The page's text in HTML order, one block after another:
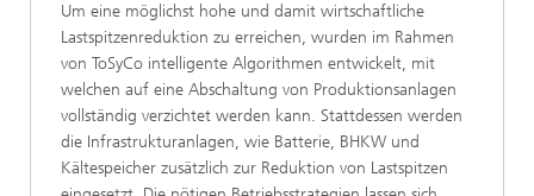
Um eine möglichst hohe und damit wirtschaftliche
Lastspitzenreduktion zu erreichen, wurden im Rahmen
von ToSyCo intelligente Algorithmen entwickelt, mit
welchen auf eine Abschaltung von Produktionsanlagen
vollständig verzichtet werden kann. Stattdessen werden
die Infrastrukturanlagen, wie Batterie, BHKW und
Kältespeicher zusätzlich zur Reduktion von Lastspitzen